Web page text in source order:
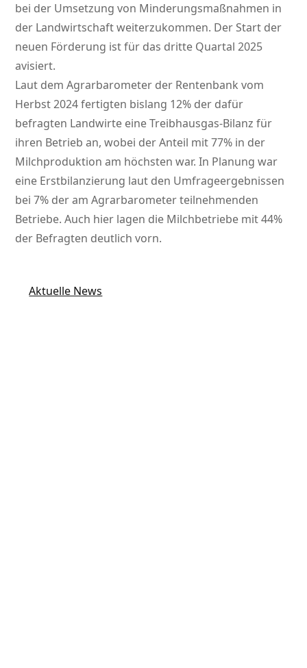
bei der Umsetzung von Minderungsmaßnahmen in
der Landwirtschaft weiterzukommen. Der Start der
neuen Förderung ist für das dritte Quartal 2025
avisiert.
Laut dem Agrarbarometer der Rentenbank vom
Herbst 2024 fertigten bislang 12% der dafür
befragten Landwirte eine Treibhausgas-Bilanz für
ihren Betrieb an, wobei der Anteil mit 77% in der
Milchproduktion am höchsten war. In Planung war
eine Erstbilanzierung laut den Umfrageergebnissen
bei 7% der am Agrarbarometer teilnehmenden
Betriebe. Auch hier lagen die Milchbetriebe mit 44%
der Befragten deutlich vorn.
Aktuelle News